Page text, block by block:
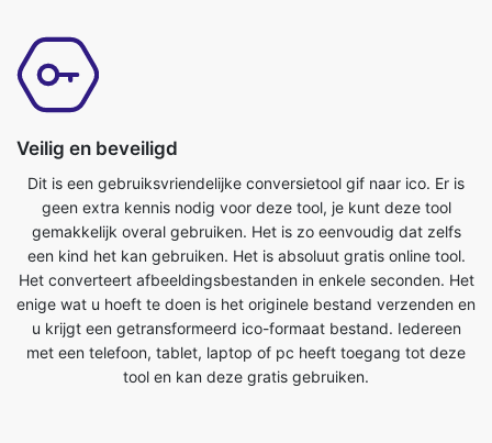
Veilig en beveiligd
Dit is een gebruiksvriendelijke conversietool gif naar ico. Er is
geen extra kennis nodig voor deze tool, je kunt deze tool
een kind het kan gebruiken. Het is absoluut gratis online tool.
Het converteert afbeeldingsbestanden in enkele seconden. Het
enige wat u hoeft te doen is het originele bestand verzenden en
u krijgt een getransformeerd ico-formaat bestand. Iedereen
met een telefoon, tablet, laptop of pc heeft toegang tot deze
tool en kan deze gratis gebruiken.